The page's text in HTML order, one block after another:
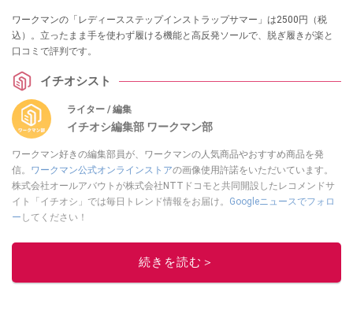
ワークマンの「レディースステップインストラップサマー」は2500円（税
込）。立ったまま手を使わず履ける機能と高反発ソールで、脱ぎ履きが楽と
口コミで評判です。
イチオシスト
ライター / 編集
イチオシ編集部 ワークマン部
ワークマン好きの編集部員が、ワークマンの人気商品やおすすめ商品を発
信。 ワークマン公式オンラインストアの画像使用許諾をいただいています。
株式会社オールアバウトが株式会社NTTドコモと共同開設したレコメンドサ
イト「イチオシ」では毎日トレンド情報をお届け。 Googleニュースでフォロ
ー してください！
このイチオシストの他の記事を読む
続きを読む＞